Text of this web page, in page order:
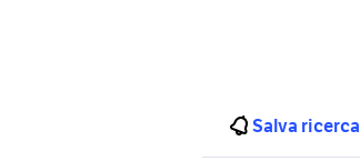
Salva ricerca